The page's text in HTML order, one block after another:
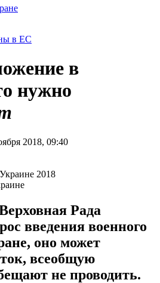
в ЕС
в
нужно
2018, 09:40
Рада
введения военного
оно может
всеобщую
не проводить.